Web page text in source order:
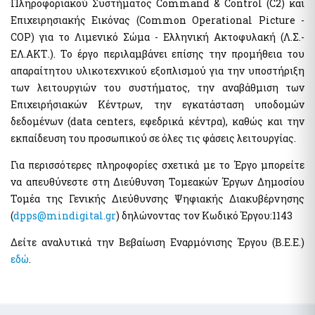
Μισθοδοσία υπαλλήλων Υπ. Οικονομικών & Εποπτευόμενων
Φορέων
e-Δελτίο Ατομικής Υπηρεσιακής Κατάστασης (ΔΑΥΚ)
Ακίνητα
Εκτιμήσεις Τιμών Ζώνης ΑΠΑΑ
Μητρώο Αξιών Μεταβιβάσεων Ακινήτων
Φύλλα Υπολογισμού ΑΠΑΑ
Οδηγίες - Έντυπα
e-Έντυπα
Λοιπές Υπηρεσίες Δ.Δ.
Εθνικό Μητρώο Επικοινωνίας (Ε.Μ.Επ) Κέντρο Ειδοποιήσεων
Αιγιαλοί - Δημόσια Περιουσία
e-Δημοπρασίες Αιγιαλών
Ευρετήριο και Χάρτης Καθορισμένου Αιγιαλού
e-Aιτήσεις προς τις Υπηρεσίες Δημόσιας Περιουσίας
Ψηφιακές Υπηρεσίες Κοινωφελών Περιουσιών
Επιχειρήσεις
Εξωδικαστικός Μηχανισμός
Μητρώο Δεξαμενών Ενεργειακών Προϊόντων
Μητρώο Πραγματικών Δικαιούχων
Προστασία επιχειρήσεων πληγέντων Κορωνοϊού Αίτηση
υπαγωγής στη διαδικασία συνεισφοράς Δημοσίου στην
αποπληρωμή επιχειρηματικών δανείων
Know Your Business – (eGov-KYB)
Σύστημα Ιχνηλασιμότητας Καπνικών Προϊόντων (ID Issuer)
Πληροφοριακού Συστήματος Command & Control (C2) και
Επιχειρησιακής Εικόνας (Common Operational Picture -
COP) για το Λιμενικό Σώμα - Ελληνική Ακτοφυλακή (Λ.Σ.-
ΕΛ.ΑΚΤ.). Το έργο περιλαμβάνει επίσης την προμήθεια του
απαραίτητου υλικοτεχνικού εξοπλισμού για την υποστήριξη
των λειτουργιών του συστήματος, την αναβάθμιση των
Επιχειρήσιακών Κέντρων, την εγκατάσταση υποδομών
δεδομένων (data centers, εφεδρικά κέντρα), καθώς και την
εκπαίδευση του προσωπικού σε όλες τις φάσεις λειτουργίας.
Για περισσότερες πληροφορίες σχετικά με το Έργο μπορείτε
να απευθύνεστε στη Διεύθυνση Τομεακών Έργων Δημοσίου
Τομέα της Γενικής Διεύθυνσης Ψηφιακής Διακυβέρνησης
(dpps@mindigital.gr) δηλώνοντας τον Κωδικό Έργου:1143
Δείτε αναλυτικά την Βεβαίωση Εναρμόνισης Έργου (Β.Ε.Ε.)
εδώ.